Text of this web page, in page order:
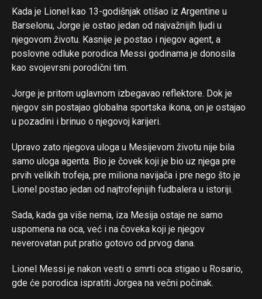
Kada je Lionel kao 13-godišnjak otišao iz Argentine u
Barselonu, Jorge je ostao jedan od najvažnijih ljudi u
njegovom životu. Kasnije je postao i njegov agent, a
poslovne odluke porodica Messi godinama je donosila
kao svojevrsni porodični tim.
Jorge je pritom uglavnom izbegavao reflektore. Dok je
njegov sin postajao globalna sportska ikona, on je ostajao
u pozadini i brinuo o njegovoj karijeri.
Upravo zato njegova uloga u Mesijevom životu nije bila
samo uloga agenta. Bio je čovek koji je bio uz njega pre
prvih velikih trofeja, pre miliona navijača i pre nego što je
Lionel postao jedan od najtrofejnijih fudbalera u istoriji.
Sada, kada ga više nema, iza Mesija ostaje ne samo
uspomena na oca, već i na čoveka koji je njegov
neverovatan put pratio gotovo od prvog dana.
Lionel Messi je nakon vesti o smrti oca stigao u Rosario,
gde će porodica ispratiti Jorgea na večni počinak.